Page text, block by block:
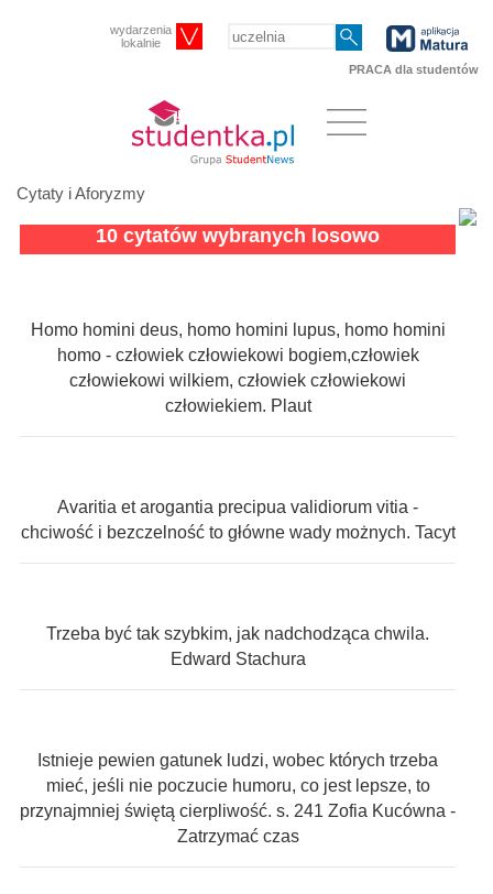
wydarzenia
lokalnie
PRACA dla studentów
Cytaty i Aforyzmy
10 cytatów wybranych losowo
Homo homini deus, homo homini lupus, homo homini
homo - człowiek człowiekowi bogiem,człowiek
człowiekowi wilkiem, człowiek człowiekowi
człowiekiem. Plaut
Avaritia et arogantia precipua validiorum vitia -
chciwość i bezczelność to główne wady możnych. Tacyt
Trzeba być tak szybkim, jak nadchodząca chwila.
Edward Stachura
Istnieje pewien gatunek ludzi, wobec których trzeba
mieć, jeśli nie poczucie humoru, co jest lepsze, to
przynajmniej świętą cierpliwość. s. 241 Zofia Kucówna -
Zatrzymać czas